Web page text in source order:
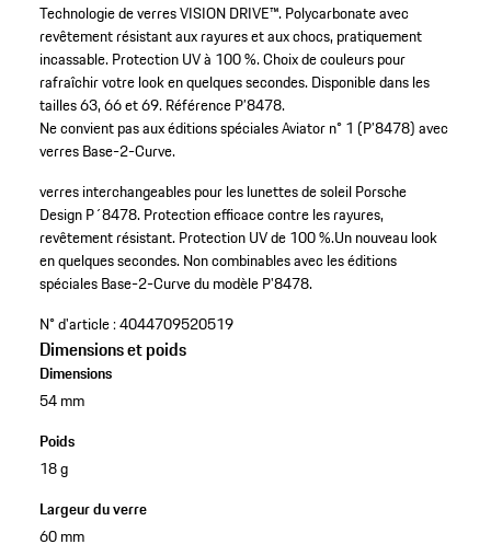
Technologie de verres VISION DRIVE™. Polycarbonate avec
revêtement résistant aux rayures et aux chocs, pratiquement
incassable. Protection UV à 100 %.Choix de couleurs pour
rafraîchir votre look en quelques secondes. Disponible dans les
tailles 63, 66 et 69. Référence P’8478.
Ne convient pas aux éditions spéciales Aviator n° 1 (P’8478) avec
verres Base-2-Curve.
verres interchangeables pour les lunettes de soleil Porsche
Design P´8478.Protection efficace contre les rayures,
revêtement résistant.Protection UV de 100 %.Un nouveau look
en quelques secondes.Non combinables avec les éditions
spéciales Base-2-Curve du modèle P'8478.
N° d'article :4044709520519
Dimensions et poids
Dimensions
54 mm
Poids
18 g
Largeur du verre
60 mm